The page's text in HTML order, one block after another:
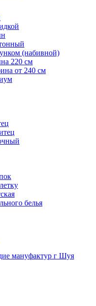
(набивной)
220 см
от 240 см
белья
мануфактур г Шуя